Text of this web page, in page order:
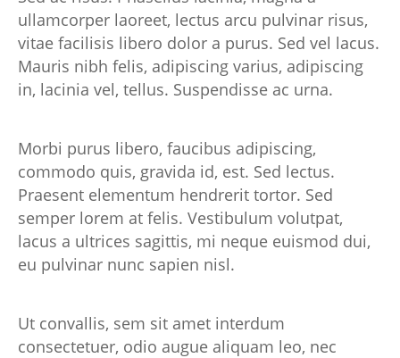
ullamcorper laoreet, lectus arcu pulvinar risus,
vitae facilisis libero dolor a purus. Sed vel lacus.
Mauris nibh felis, adipiscing varius, adipiscing
in, lacinia vel, tellus. Suspendisse ac urna.
Morbi purus libero, faucibus adipiscing,
commodo quis, gravida id, est. Sed lectus.
Praesent elementum hendrerit tortor. Sed
semper lorem at felis. Vestibulum volutpat,
lacus a ultrices sagittis, mi neque euismod dui,
eu pulvinar nunc sapien nisl.
Ut convallis, sem sit amet interdum
consectetuer, odio augue aliquam leo, nec